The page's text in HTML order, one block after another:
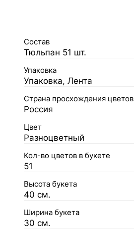
Состав
Тюльпан 51 шт.
Упаковка
Упаковка, Лента
Страна просхождения цветов
Россия
Цвет
Разноцветный
Кол-во цветов в букете
51
Высота букета
40 см.
Ширина букета
30 см.